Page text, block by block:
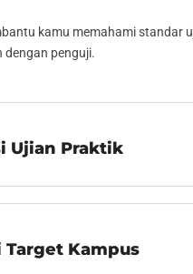
kamu memahami standar
penguji.
Ujian Praktik
Target Kampus